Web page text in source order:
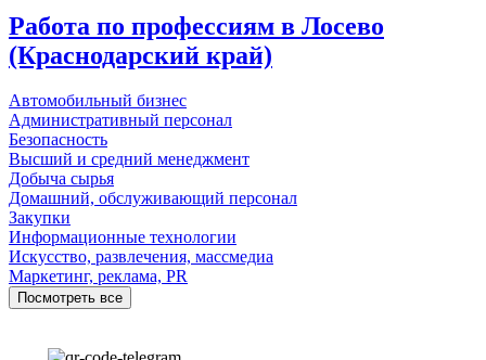
Работа по профессиям в Лосево
(Краснодарский край)
Автомобильный бизнес
Административный персонал
Безопасность
Высший и средний менеджмент
Добыча сырья
Домашний, обслуживающий персонал
Закупки
Информационные технологии
Искусство, развлечения, массмедиа
Маркетинг, реклама, PR
Посмотреть все